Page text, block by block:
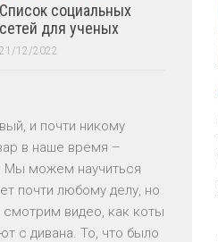
Список социальных
сетей для ученых
21/12/2022
и почти никому
в наше время –
Мы можем научиться
почти любому делу, но
смотрим видео, как коты
с дивана. То, что было